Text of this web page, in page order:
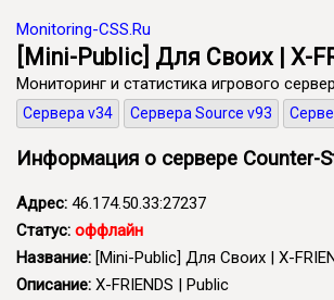
Monitoring-CSS.Ru
[Mini-Public] Для Своих | X-
Мониторинг и статистика игрового
Сервера v34 Сервера Source v93
Информация о сервере Counter-
Адрес: 46.174.50.33:27237
Статус: оффлайн
Название: [Mini-Public] Для Своих | X-
Описание: X-FRIENDS | Public